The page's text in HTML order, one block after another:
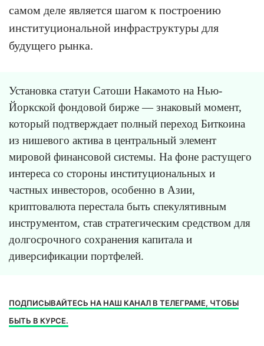
самом деле является шагом к построению
институциональной инфраструктуры для
будущего рынка.
Установка статуи Сатоши Накамото на Нью-
Йоркской фондовой бирже — знаковый момент,
который подтверждает полный переход Биткоина
из нишевого актива в центральный элемент
мировой финансовой системы. На фоне растущего
интереса со стороны институциональных и
частных инвесторов, особенно в Азии,
криптовалюта перестала быть спекулятивным
инструментом, став стратегическим средством для
долгосрочного сохранения капитала и
диверсификации портфелей.
ПОДПИСЫВАЙТЕСЬ НА НАШ КАНАЛ В ТЕЛЕГРАМЕ, ЧТОБЫ
БЫТЬ В КУРСЕ.